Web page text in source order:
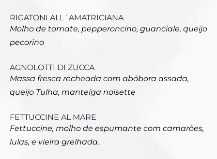
RIGATONI ALL´AMATRICIANA
Molho de tomate, pepperoncino, guanciale, queijo
pecorino
AGNOLOTTI DI ZUCCA
Massa fresca recheada com abóbora assada,
queijo Tulha, manteiga noisette
FETTUCCINE AL MARE
Fettuccine, molho de espumante com camarões,
lulas, e vieira grelhada.